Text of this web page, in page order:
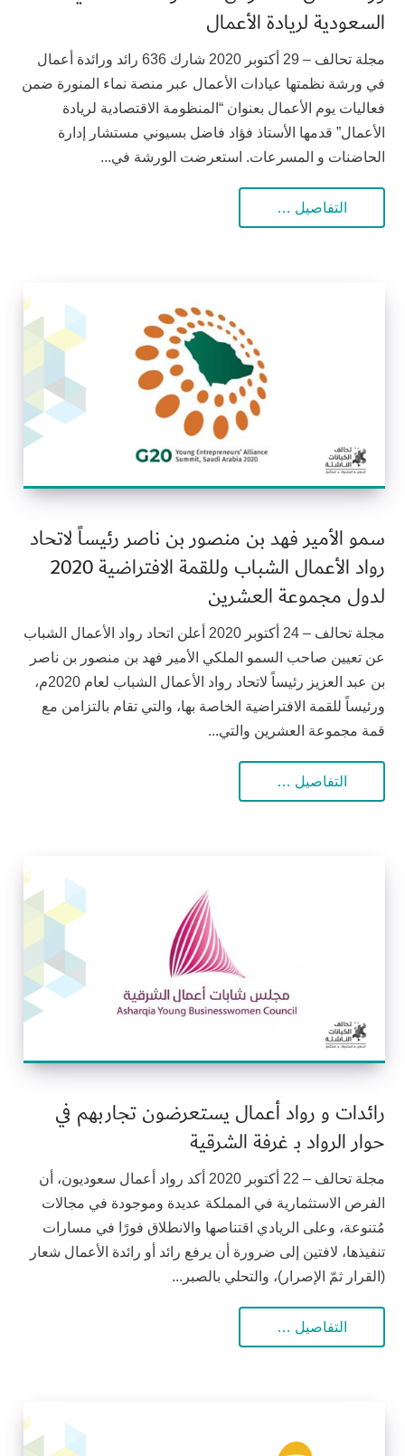
السعودية لريادة الأعمال
مجلة تحالف – 29 أكتوبر 2020 شارك 636 رائد ورائدة أعمال
في ورشة نظمتها عيادات الأعمال عبر منصة نماء المنورة ضمن
فعاليات يوم الأعمال بعنوان “المنظومة الاقتصادية لريادة
الأعمال” قدمها الأستاذ فؤاد فاضل بسيوني مستشار إدارة
الحاضنات و المسرعات. استعرضت الورشة في...
التفاصيل …
سمو الأمير فهد بن منصور بن ناصر رئيساً لاتحاد
رواد الأعمال الشباب وللقمة الافتراضية 2020
لدول مجموعة العشرين
مجلة تحالف – 24 أكتوبر 2020 أعلن اتحاد رواد الأعمال الشباب
عن تعيين صاحب السمو الملكي الأمير فهد بن منصور بن ناصر
بن عبد العزيز رئيساً لاتحاد رواد الأعمال الشباب لعام 2020م،
ورئيساً للقمة الافتراضية الخاصة بها، والتي تقام بالتزامن مع
قمة مجموعة العشرين والتي...
التفاصيل …
رائدات و رواد أعمال يستعرضون تجاربهم في
حوار الرواد بـ غرفة الشرقية
مجلة تحالف – 22 أكتوبر 2020 أكد رواد أعمال سعوديون، أن
الفرص الاستثمارية في المملكة عديدة وموجودة في مجالات
مُتنوعة، وعلى الريادي اقتناصها والانطلاق فورًا في مسارات
تنفيذها، لافتين إلى ضرورة أن يرفع رائد أو رائدة الأعمال شعار
(القرار ثمّ الإصرار)، والتحلي بالصبر...
التفاصيل …